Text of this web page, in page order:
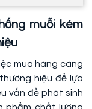
muỗi kém
mua hàng càng
hiệu để lựa
vấn đề phát sinh